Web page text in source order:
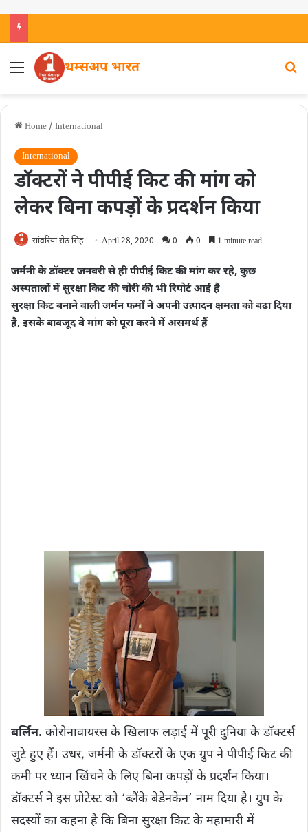
थम्सअप भारत
Home / International
International
डॉक्टरों ने पीपीई किट की मांग को
लेकर बिना कपड़ों के प्रदर्शन किया
सांवरिया सेठ सिंह April 28, 2020 0 0 1 minute read
जर्मनी के डॉक्टर जनवरी से ही पीपीई किट की मांग कर रहे, कुछ
अस्पतालों में सुरक्षा किट की चोरी की भी रिपोर्ट आई है
सुरक्षा किट बनाने वाली जर्मन फर्मों ने अपनी उत्पादन क्षमता को बढ़ा दिया
है, इसके बावजूद वे मांग को पूरा करने में असमर्थ हैं
बर्लिन. कोरोनावायरस के खिलाफ लड़ाई में पूरी दुनिया के डॉक्टर्स
जुटे हुए हैं। उधर, जर्मनी के डॉक्टरों के एक ग्रुप ने पीपीई किट की
कमी पर ध्यान खिंचने के लिए बिना कपड़ों के प्रदर्शन किया।
डॉक्टर्स ने इस प्रोटेस्ट को ‘ब्लैंके बेडेनकेन’ नाम दिया है। ग्रुप के
सदस्यों का कहना है कि बिना सुरक्षा किट के महामारी में